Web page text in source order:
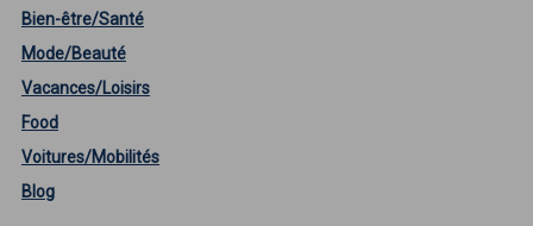
Bien-être/Santé
Mode/Beauté
Vacances/Loisirs
Food
Voitures/Mobilités
Blog